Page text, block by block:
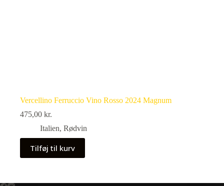
Vercellino Ferruccio Vino Rosso 2024 Magnum
475,00 kr.
Italien, Rødvin
Tilføj til kurv